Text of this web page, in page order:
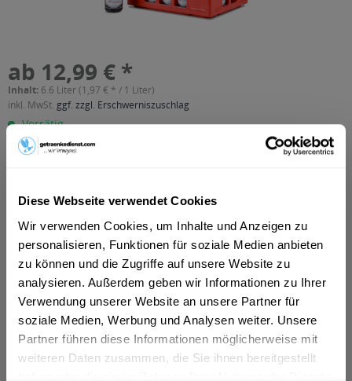
Diese Webseite verwendet Cookies
Wir verwenden Cookies, um Inhalte und Anzeigen zu
personalisieren, Funktionen für soziale Medien anbieten
zu können und die Zugriffe auf unsere Website zu
analysieren. Außerdem geben wir Informationen zu Ihrer
Verwendung unserer Website an unsere Partner für
soziale Medien, Werbung und Analysen weiter. Unsere
Partner führen diese Informationen möglicherweise mit
weiteren Daten zusammen, die Sie ihnen bereitgestellt
ab 12,99 € *
Inhalt: 6.6 Liter (1,97 € * / 1 Liter)
inkl. MwSt. ggf. zzgl. Erschwerniszuschlag
Vorrätig
MEHRWEG
In denWarenkorb
Artikel-Nr.:
31600
Verfügbar in:
Hamm,Lünen Unna,Nordhorn,Ahlen,Bergkamen,Kamen,
Werne,Selm,Lüdinghausen,Lengerich, Ascheberg,Bad
Bentheim,Bönen,Emlichheim, Laar, Ringe ,Engden, Isterberg,
Ohne, Quendorf, Samern, Schüttorf, Suddendorf,Esche,
Georgsdorf, Lage, Neuenhaus, Osterwald,Getelo, Gölenkamp,
Halle, Uelsen, Wielen,Hoogstede,Itterbeck